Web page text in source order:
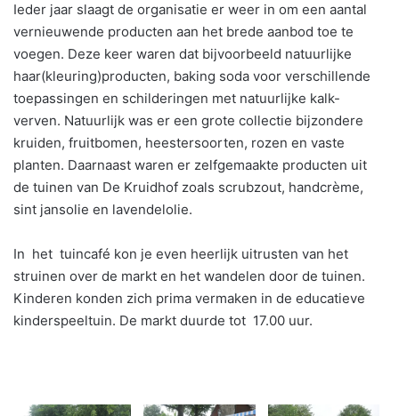
Ieder jaar slaagt de organisatie er weer in om een aantal
vernieuwende producten aan het brede aanbod toe te
voegen. Deze keer waren dat bijvoorbeeld natuurlijke
haar(kleuring)producten, baking soda voor verschillende
toepassingen en schilderingen met natuurlijke kalk-
verven. Natuurlijk was er een grote collectie bijzondere
kruiden, fruitbomen, heestersoorten, rozen en vaste
planten. Daarnaast waren er zelfgemaakte producten uit
de tuinen van De Kruidhof zoals scrubzout, handcrème,
sint jansolie en lavendelolie.
In het tuincafé kon je even heerlijk uitrusten van het
struinen over de markt en het wandelen door de tuinen.
Kinderen konden zich prima vermaken in de educatieve
kinderspeeltuin. De markt duurde tot 17.00 uur.